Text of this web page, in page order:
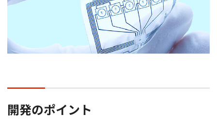
開発のポイント